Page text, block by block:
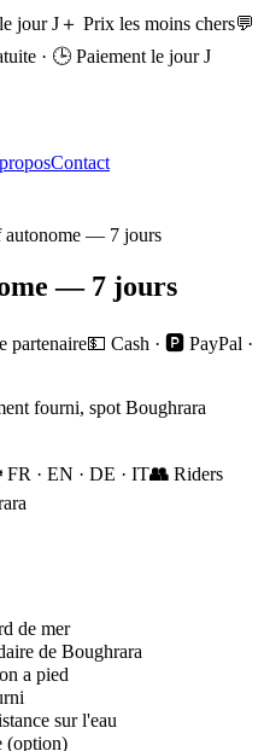
jour J＋ Prix les moins chers💬
· 🕒 Paiement le jour J
Contact
autonome — 7 jours
— 7 jours
partenaire💵 Cash · 🅿️ PayPal ·
fourni, spot Boughrara
FR · EN · DE · IT👥 Riders
de mer
de Boughrara
a pied
sur l'eau
(option)